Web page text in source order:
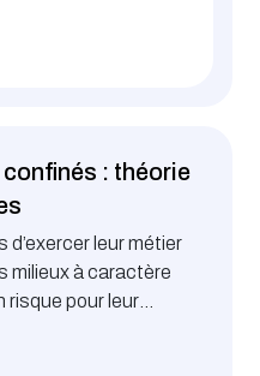
: théorie
leur métier
milieux à caractère
risque pour leur
et au travail en